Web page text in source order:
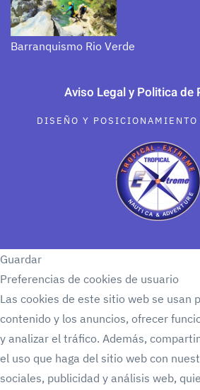
Barranquismo Rio Verde
Aviso Legal y Politica de
DISEÑO Y POSICIONAMIENTO
Guardar
Preferencias de cookies de usuario
Las cookies de este sitio web se usan
contenido y los anuncios, ofrecer
y analizar el tráfico. Además,
el uso que haga del sitio web con
sociales, publicidad y análisis web,